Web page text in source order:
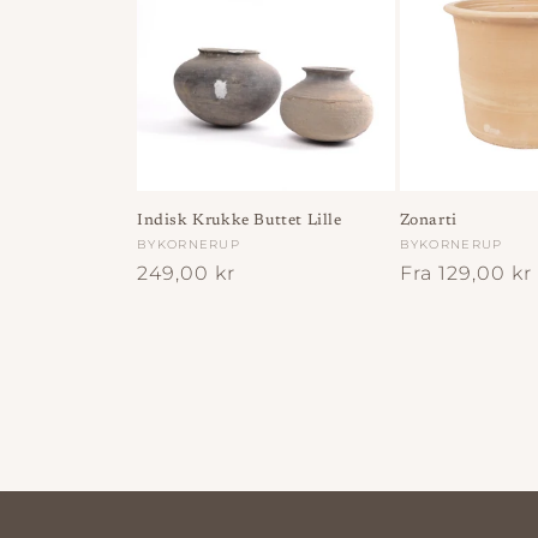
Indisk Krukke Buttet Lille
Forhandler:
BYKORNERUP
Normalpris
249,00 kr
Zonarti
Forhandler:
BYKORNERUP
Normalpris
Fra 129,00 kr